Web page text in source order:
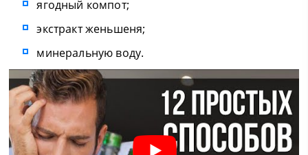
ягодный компот;
экстракт женьшеня;
минеральную воду.